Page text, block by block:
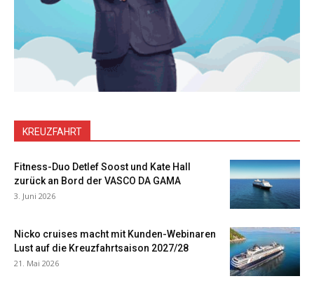
KREUZFAHRT
Fitness-Duo Detlef Soost und Kate Hall
zurück an Bord der VASCO DA GAMA
3. Juni 2026
Nicko cruises macht mit Kunden-Webinaren
Lust auf die Kreuzfahrtsaison 2027/28
21. Mai 2026